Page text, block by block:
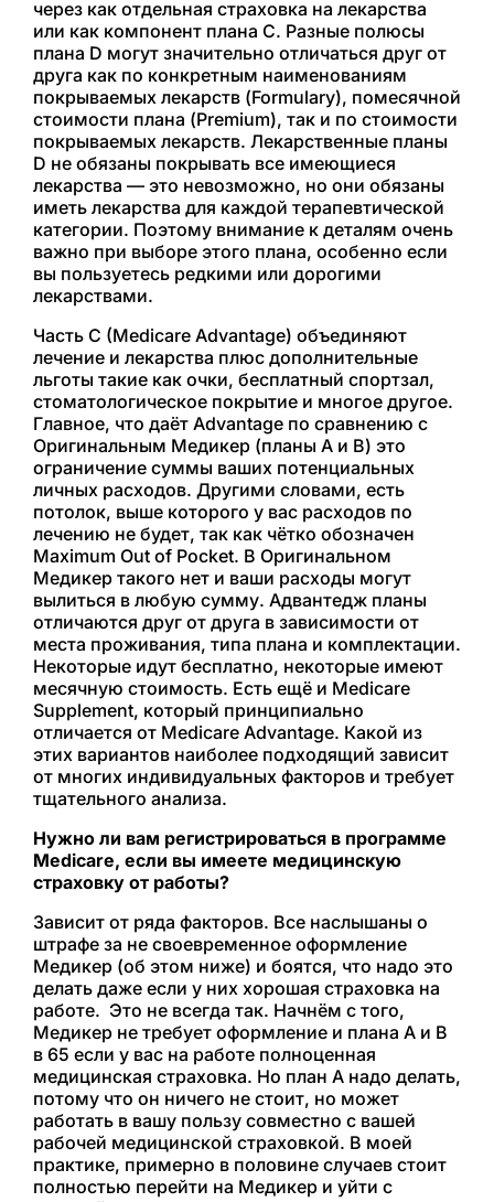
через как отдельная страховка на лекарства
или как компонент плана С. Разные полюсы
плана D могут значительно отличаться друг от
друга как по конкретным наименованиям
покрываемых лекарств (Formulary), помесячной
стоимости плана (Premium), так и по стоимости
покрываемых лекарств. Лекарственные планы
D не обязаны покрывать все имеющиеся
лекарства — это невозможно, но они обязаны
иметь лекарства для каждой терапевтической
категории. Поэтому внимание к деталям очень
важно при выборе этого плана, особенно если
вы пользуетесь редкими или дорогими
лекарствами.
Часть C (Medicare Advantage) объединяют
лечение и лекарства плюс дополнительные
льготы такие как очки, бесплатный спортзал,
стоматологическое покрытие и многое другое.
Главное, что даёт Advantage по сравнению с
Оригинальным Медикер (планы A и B) это
ограничение суммы ваших потенциальных
личных расходов. Другими словами, есть
потолок, выше которого у вас расходов по
лечению не будет, так как чётко обозначен
Maximum Out of Pocket. В Оригинальном
Медикер такого нет и ваши расходы могут
вылиться в любую сумму. Адвантедж планы
отличаются друг от друга в зависимости от
места проживания, типа плана и комплектации.
Некоторые идут бесплатно, некоторые имеют
месячную стоимость. Есть ещё и Medicare
Supplement, который принципиально
отличается от Medicare Advantage. Какой из
этих вариантов наиболее подходящий зависит
от многих индивидуальных факторов и требует
тщательного анализа.
Нужно ли вам регистрироваться в программе
Medicare, если вы имеете медицинскую
страховку от работы?
Зависит от ряда факторов. Все наслышаны о
штрафе за не своевременное оформление
Медикер (об этом ниже) и боятся, что надо это
делать даже если у них хорошая страховка на
работе. Это не всегда так. Начнём с того,
Медикер не требует оформление и плана А и B
в 65 если у вас на работе полноценная
медицинская страховка. Но план А надо делать,
потому что он ничего не стоит, но может
работать в вашу пользу совместно с вашей
рабочей медицинской страховкой. В моей
практике, примерно в половине случаев стоит
полностью перейти на Медикер и уйти с